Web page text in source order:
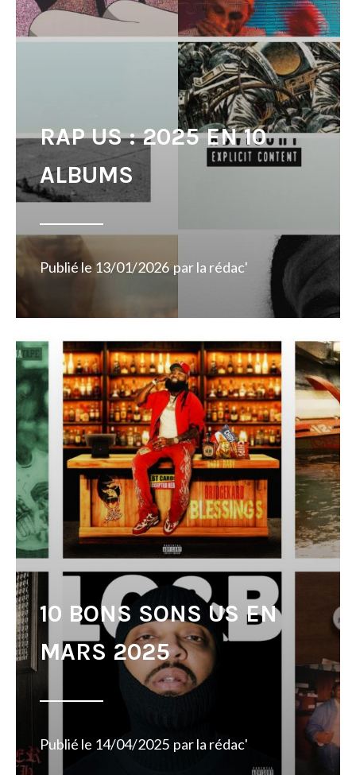
RAP US : 2025 EN 10
ALBUMS
Publié le 13/01/2026 parla rédac'
10 BONS SONS US EN
MARS 2025
Publié le 14/04/2025 parla rédac'